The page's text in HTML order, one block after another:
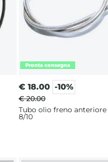
€ 18.00 -10%
€ 20.00
Tubo olio freno anteriore
8/10